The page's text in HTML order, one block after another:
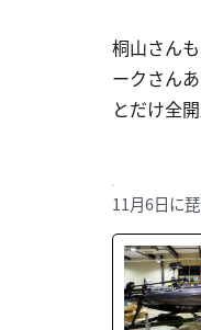
桐山さん
ークさん
とだけ全
11月6日に